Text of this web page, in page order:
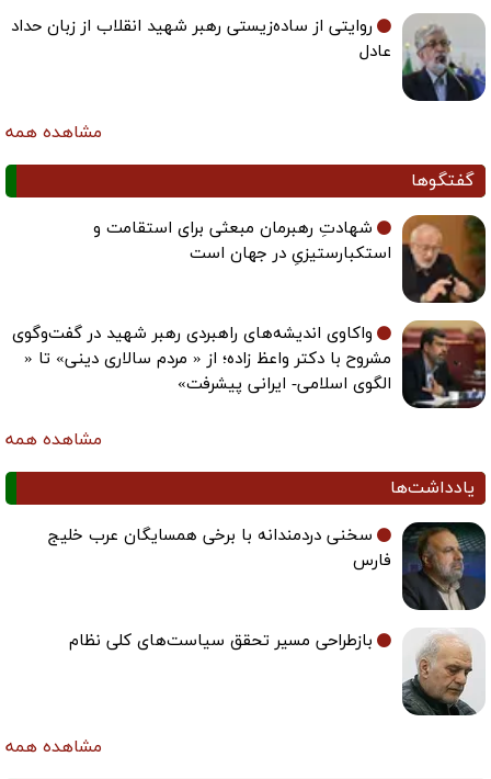
روایتی از ساده‌زیستی رهبر شهید انقلاب از زبان حداد
عادل
مشاهده همه
گفتگوها
شهادتِ رهبرمان مبعثی برای استقامت و
استکبارستیزیِ در جهان است
واکاوی اندیشه‌های راهبردی رهبر شهید در گفت‌وگوی
مشروح با دکتر واعظ زاده؛ از « مردم سالاری دینی» تا «
الگوی اسلامی- ایرانی پیشرفت»
مشاهده همه
یادداشت‌ها
سخنی دردمندانه با برخی همسایگان عرب خلیج
فارس
بازطراحی مسیر تحقق سیاست‌های کلی نظام
مشاهده همه